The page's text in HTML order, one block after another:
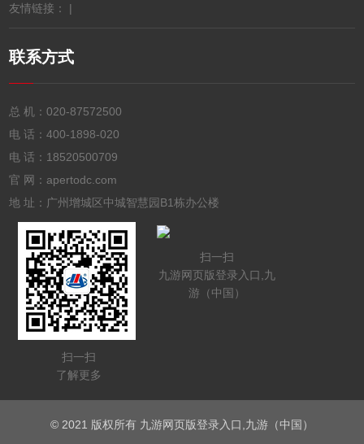
友情链接： |
联系方式
总 机：020-87572500
电 话：400-1898-020
电 话： 18520500709
官 网：apertodc.com
地 址：广州增城区中城智慧园B1栋办公楼
扫一扫
了解更多
扫一扫
九游网页版登录入口,九
游（中国）
© 2021 版权所有 九游网页版登录入口,九游（中国）